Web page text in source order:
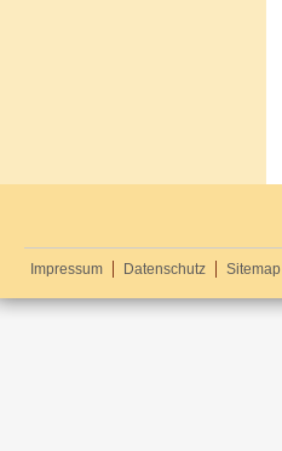
Impressum Datenschutz Sitemap